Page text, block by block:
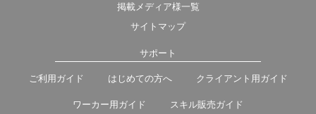
掲載メディア様一覧
サイトマップ
サポート
ご利用ガイド はじめての方へ クライアント用ガイド
ワーカー用ガイド スキル販売ガイド